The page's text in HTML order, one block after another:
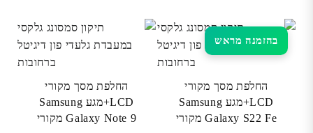
בהזמנה מראש
החלפת מסך מקורי
LCD+מגע Samsung
Galaxy S22 Fe מקורי
החלפת מסך מקורי
LCD+מגע Samsung
Galaxy Note 9 מקורי